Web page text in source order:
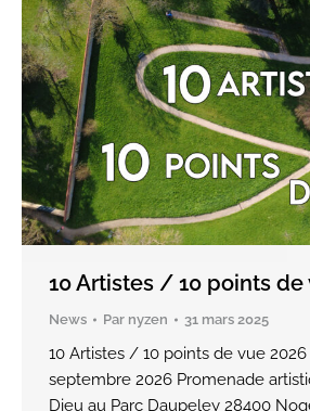
10 Artistes / 10 points de
News Par nyzen 31 mars 2025
10 Artistes / 10 points de vue
septembre 2026 Promenade
Dieu au Parc Daupeley 28400